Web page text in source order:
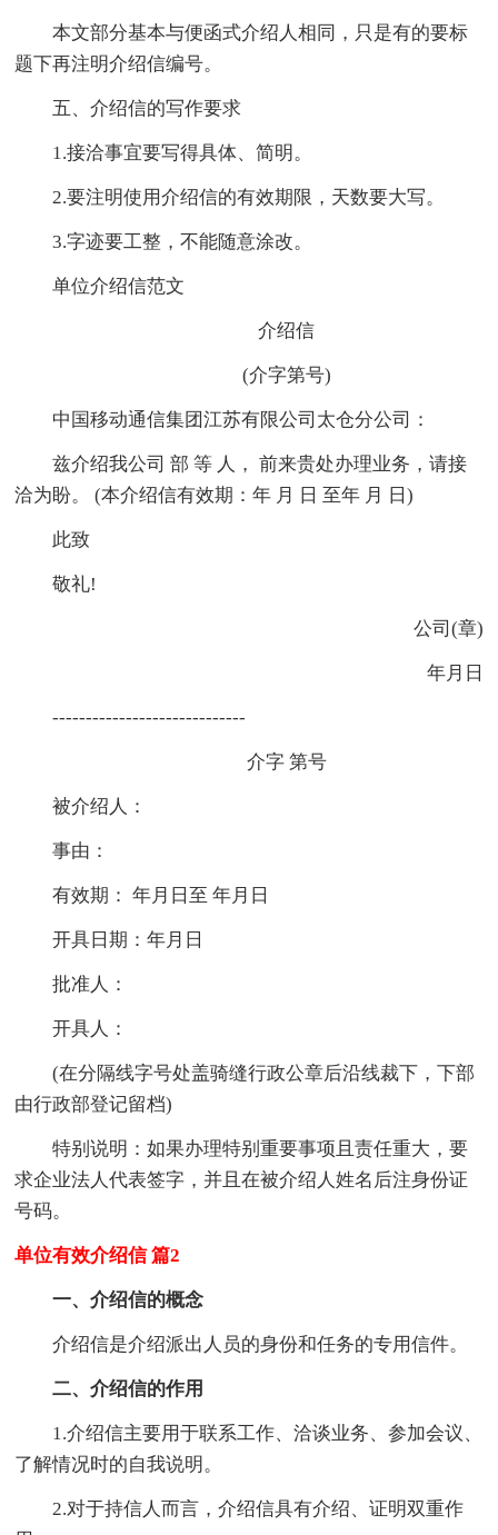
本文部分基本与便函式介绍人相同，只是有的要标
题下再注明介绍信编号。
五、介绍信的写作要求
1.接洽事宜要写得具体、简明。
2.要注明使用介绍信的有效期限，天数要大写。
3.字迹要工整，不能随意涂改。
单位介绍信范文
介绍信
(介字第号)
中国移动通信集团江苏有限公司太仓分公司：
兹介绍我公司 部 等 人， 前来贵处办理业务，请接
洽为盼。 (本介绍信有效期：年 月 日 至年 月 日)
此致
敬礼!
公司(章)
年月日
-----------------------------
介字 第号
被介绍人：
事由：
有效期： 年月日至 年月日
开具日期：年月日
批准人：
开具人：
(在分隔线字号处盖骑缝行政公章后沿线裁下，下部
由行政部登记留档)
特别说明：如果办理特别重要事项且责任重大，要
求企业法人代表签字，并且在被介绍人姓名后注身份证
号码。
单位有效介绍信 篇2
一、介绍信的概念
介绍信是介绍派出人员的身份和任务的专用信件。
二、介绍信的作用
1.介绍信主要用于联系工作、洽谈业务、参加会议、
了解情况时的自我说明。
2.对于持信人而言，介绍信具有介绍、证明双重作